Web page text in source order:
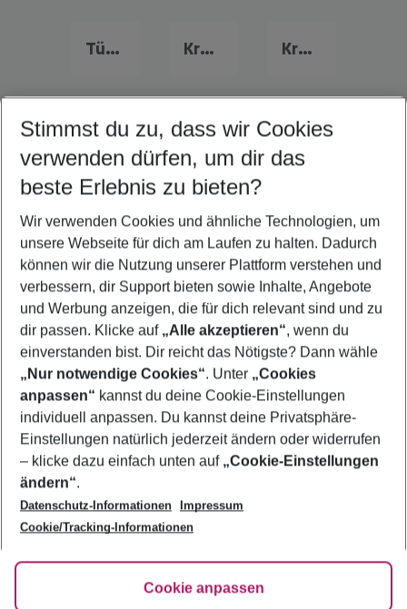
Türkei Urlaub Kroatien Urlaub Kreta Urlaub
Quicklinks
Last Minute Albena
Familienurlaub Albena
Frübucher Angebote Albena für 2026
Flug & Hotel Albena
Urlaub Albena
Footer
Footer navigation
Über uns
AGB
Bestpreisgarantie
Cookie-Einstellungen ändern
Cookie-Richtlinie
Agenturbetreuung
Barrierefreies Reisen
HanseMerkur Reiseversicherung
Folge uns
Stimmst du zu, dass wir Cookies
verwenden dürfen, um dir das
beste Erlebnis zu bieten?
Wir verwenden Cookies und ähnliche Technologien, um
unsere Webseite für dich am Laufen zu halten. Dadurch
können wir die Nutzung unserer Plattform verstehen und
verbessern, dir Support bieten sowie Inhalte, Angebote
und Werbung anzeigen, die für dich relevant sind und zu
dir passen. Klicke auf „Alle akzeptieren“, wenn du
einverstanden bist. Dir reicht das Nötigste? Dann wähle
„Nur notwendige Cookies“. Unter „Cookies
anpassen“ kannst du deine Cookie-Einstellungen
individuell anpassen. Du kannst deine Privatsphäre-
Einstellungen natürlich jederzeit ändern oder widerrufen
– klicke dazu einfach unten auf „Cookie-Einstellungen
ändern“.
Datenschutz-Informationen
Impressum
Cookie/Tracking-Informationen
Cookie anpassen